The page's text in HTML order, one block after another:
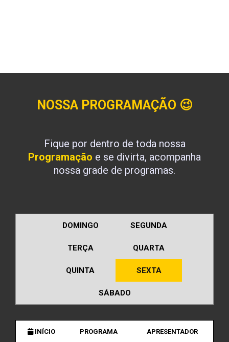
NOSSA PROGRAMAÇÃO 😉
Fique por dentro de toda nossa
Programação e se divirta, acompanha
nossa grade de programas.
DOMINGO SEGUNDA
TERÇA QUARTA
QUINTA SEXTA
SÁBADO
INÍCIO PROGRAMA APRESENTADOR